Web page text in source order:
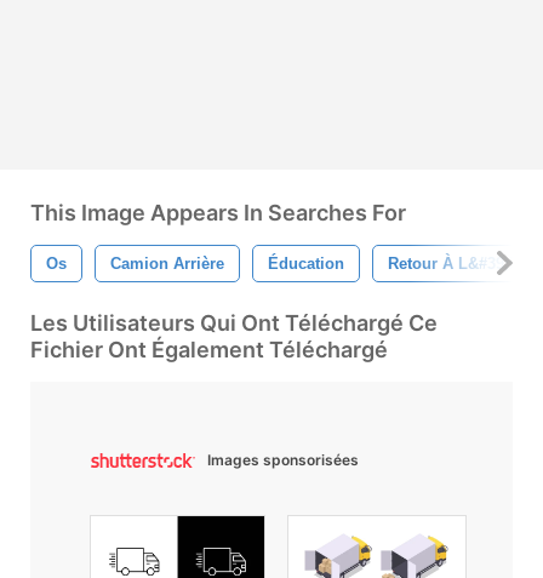
This Image Appears In Searches For
Os Camion Arrière Éducation Retour À
Les Utilisateurs Qui Ont Téléchargé Ce
Fichier Ont Également Téléchargé
Images sponsorisées